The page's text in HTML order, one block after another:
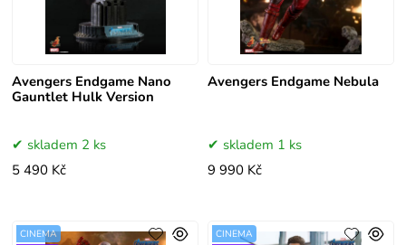
Avengers Endgame Nano
Gauntlet Hulk Version
skladem 2 ks
5 490 Kč
Avengers Endgame Nebula
skladem 1 ks
9 990 Kč
CINEMA
CINEMA